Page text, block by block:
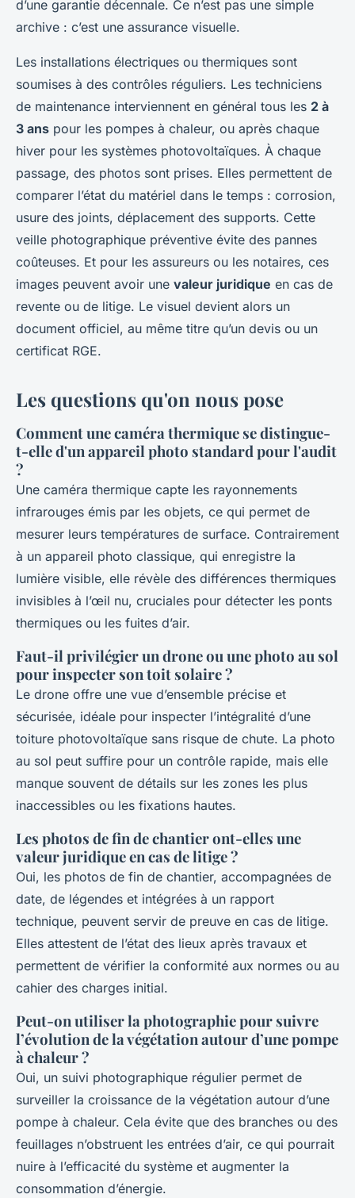
d’une garantie décennale. Ce n’est pas une simple
archive : c’est une assurance visuelle.
Les installations électriques ou thermiques sont
soumises à des contrôles réguliers. Les techniciens
de maintenance interviennent en général tous les 2 à
3 ans pour les pompes à chaleur, ou après chaque
hiver pour les systèmes photovoltaïques. À chaque
passage, des photos sont prises. Elles permettent de
comparer l’état du matériel dans le temps : corrosion,
usure des joints, déplacement des supports. Cette
veille photographique préventive évite des pannes
coûteuses. Et pour les assureurs ou les notaires, ces
images peuvent avoir une valeur juridique en cas de
revente ou de litige. Le visuel devient alors un
document officiel, au même titre qu’un devis ou un
certificat RGE.
Les questions qu'on nous pose
Comment une caméra thermique se distingue-
t-elle d'un appareil photo standard pour l'audit
?
Une caméra thermique capte les rayonnements
infrarouges émis par les objets, ce qui permet de
mesurer leurs températures de surface. Contrairement
à un appareil photo classique, qui enregistre la
lumière visible, elle révèle des différences thermiques
invisibles à l’œil nu, cruciales pour détecter les ponts
thermiques ou les fuites d’air.
Faut-il privilégier un drone ou une photo au sol
pour inspecter son toit solaire ?
Le drone offre une vue d’ensemble précise et
sécurisée, idéale pour inspecter l’intégralité d’une
toiture photovoltaïque sans risque de chute. La photo
au sol peut suffire pour un contrôle rapide, mais elle
manque souvent de détails sur les zones les plus
inaccessibles ou les fixations hautes.
Les photos de fin de chantier ont-elles une
valeur juridique en cas de litige ?
Oui, les photos de fin de chantier, accompagnées de
date, de légendes et intégrées à un rapport
technique, peuvent servir de preuve en cas de litige.
Elles attestent de l’état des lieux après travaux et
permettent de vérifier la conformité aux normes ou au
cahier des charges initial.
Peut-on utiliser la photographie pour suivre
l’évolution de la végétation autour d’une pompe
à chaleur ?
Oui, un suivi photographique régulier permet de
surveiller la croissance de la végétation autour d’une
pompe à chaleur. Cela évite que des branches ou des
feuillages n’obstruent les entrées d’air, ce qui pourrait
nuire à l’efficacité du système et augmenter la
consommation d’énergie.